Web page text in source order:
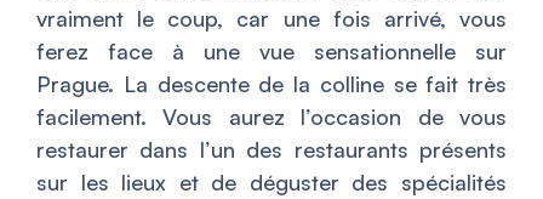
vraiment le coup, car une fois arrivé, vous
ferez face à une vue sensationnelle sur
Prague. La descente de la colline se fait très
facilement. Vous aurez l’occasion de vous
restaurer dans l’un des restaurants présents
sur les lieux et de déguster des spécialités